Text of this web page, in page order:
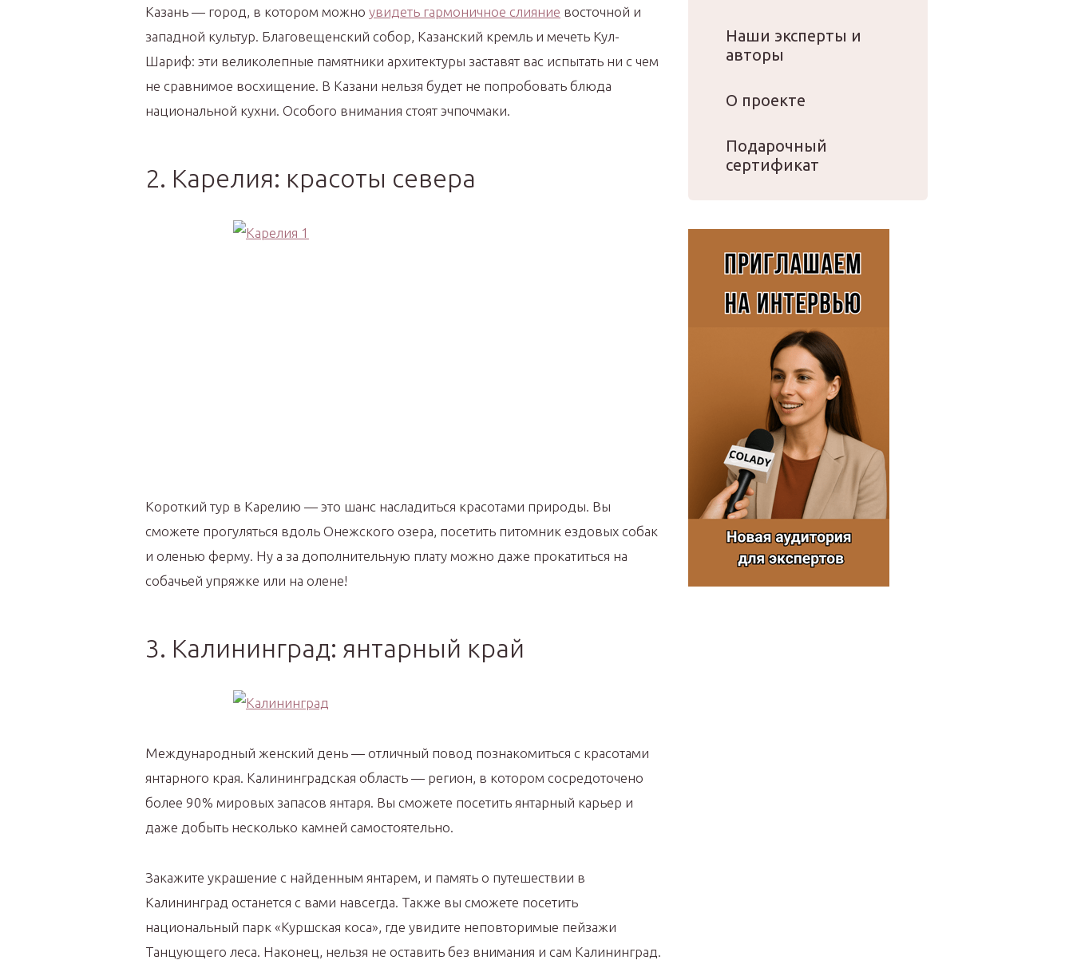
Казань — город, в котором можно увидеть гармоничное слияние восточной и
западной культур. Благовещенский собор, Казанский кремль и мечеть Кул-
Шариф: эти великолепные памятники архитектуры заставят вас испытать ни с чем
не сравнимое восхищение. В Казани нельзя будет не попробовать блюда
национальной кухни. Особого внимания стоят эчпочмаки.
2. Карелия: красоты севера
Короткий тур в Карелию — это шанс насладиться красотами природы. Вы
сможете прогуляться вдоль Онежского озера, посетить питомник ездовых собак
и оленью ферму. Ну а за дополнительную плату можно даже прокатиться на
собачьей упряжке или на олене!
3. Калининград: янтарный край
Международный женский день — отличный повод познакомиться с красотами
янтарного края. Калининградская область — регион, в котором сосредоточено
более 90% мировых запасов янтаря. Вы сможете посетить янтарный карьер и
даже добыть несколько камней самостоятельно.
Закажите украшение с найденным янтарем, и память о путешествии в
Калининград останется с вами навсегда. Также вы сможете посетить
национальный парк «Куршская коса», где увидите неповторимые пейзажи
Танцующего леса. Наконец, нельзя не оставить без внимания и сам Калининград.
Наши эксперты и
авторы
О проекте
Подарочный
сертификат